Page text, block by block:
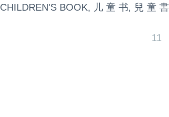
CHILDREN'S BOOK, 儿 童 书, 兒 童 書
11